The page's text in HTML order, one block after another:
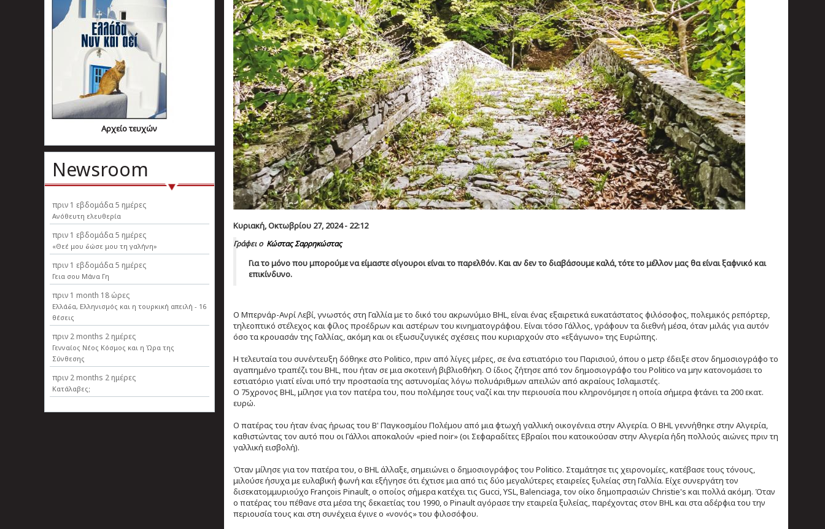
Αρχείο τευχών
Newsroom
πριν 1 εβδομάδα 5 ημέρες
Ανόθευτη ελευθερία
πριν 1 εβδομάδα 5 ημέρες
«Θεέ μου δώσε μου τη γαλήνη»
πριν 1 εβδομάδα 5 ημέρες
Γεια σου Μάνα Γη
πριν 1 month 18 ώρες
Ελλάδα, Ελληνισµός και η τουρκική απειλή - 16
θέσεις
πριν 2 months 2 ημέρες
Γενναίος Νέος Κόσμος και η Ώρα της
Σύνθεσης
πριν 2 months 2 ημέρες
Κατάλαβες;
Κυριακή, Οκτωβρίου 27, 2024 - 22:12
Γράφει ο Κώστας Σαρρηκώστας
Για το μόνο που μπορούμε να είμαστε σίγουροι είναι το παρελθόν. Και αν δεν το διαβάσουμε καλά, τότε το μέλλον μας θα είναι ξαφνικό και
επικίνδυνο.
Ο Μπερνάρ-Ανρί Λεβί, γνωστός στη Γαλλία με το δικό του ακρωνύμιο BHL, είναι ένας εξαιρετικά ευκατάστατος φιλόσοφος, πολεμικός ρεπόρτερ,
τηλεοπτικό στέλεχος και φίλος προέδρων και αστέρων του κινηματογράφου. Είναι τόσο Γάλλος, γράφουν τα διεθνή μέσα, όταν μιλάς για αυτόν
όσο τα κρουασάν της Γαλλίας, ακόμη και οι εξωσυζυγικές σχέσεις που κυριαρχούν στο «εξάγωνο» της Ευρώπης.
Η τελευταία του συνέντευξη δόθηκε στο Politico, πριν από λίγες μέρες, σε ένα εστιατόριο του Παρισιού, όπου ο μετρ έδειξε στον δημοσιογράφο το
αγαπημένο τραπέζι του BHL, που ήταν σε μια σκοτεινή βιβλιοθήκη. Ο ίδιος ζήτησε από τον δημοσιογράφο του Politico να μην κατονομάσει το
εστιατόριο γιατί είναι υπό την προστασία της αστυνομίας λόγω πολυάριθμων απειλών από ακραίους Ισλαμιστές.
Ο 75χρονος BHL, μίλησε για τον πατέρα του, που πολέμησε τους ναζί και την περιουσία που κληρονόμησε η οποία σήμερα φτάνει τα 200 εκατ.
ευρώ.
Ο πατέρας του ήταν ένας ήρωας του Β' Παγκοσμίου Πολέμου από μια φτωχή γαλλική οικογένεια στην Αλγερία. Ο BHL γεννήθηκε στην Αλγερία,
καθιστώντας τον αυτό που οι Γάλλοι αποκαλούν «pied noir» (οι Σεφαραδίτες Εβραίοι που κατοικούσαν στην Αλγερία ήδη πολλούς αιώνες πριν τη
γαλλική εισβολή).
Όταν μίλησε για τον πατέρα του, ο BHL άλλαξε, σημειώνει ο δημοσιογράφος του Politico. Σταμάτησε τις χειρονομίες, κατέβασε τους τόνους,
μιλούσε ήσυχα με ευλαβική φωνή και εξήγησε ότι έχτισε μια από τις δύο μεγαλύτερες εταιρείες ξυλείας στη Γαλλία. Είχε συνεργάτη τον
δισεκατομμυριούχο François Pinault, ο οποίος σήμερα κατέχει τις Gucci, YSL, Balenciaga, τον οίκο δημοπρασιών Christie's και πολλά ακόμη. Όταν
ο πατέρας του πέθανε στα μέσα της δεκαετίας του 1990, ο Pinault αγόρασε την εταιρεία ξυλείας, παρέχοντας στον BHL και στα αδέρφια του την
περιουσία τους και στη συνέχεια έγινε ο «νονός» του φιλοσόφου.